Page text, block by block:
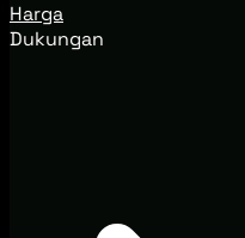
Harga
Dukungan